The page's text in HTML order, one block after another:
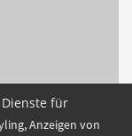
für
Anzeigen von